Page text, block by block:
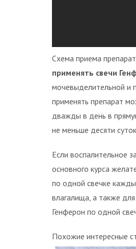
Схема приема
применять свечи
мочевыделительной и
применять препарат
дважды в день в
не меньше десяти
Если воспалительное
основного курса
по одной свечке
влагалища, а также
Генферон по одной
Похожие интересные